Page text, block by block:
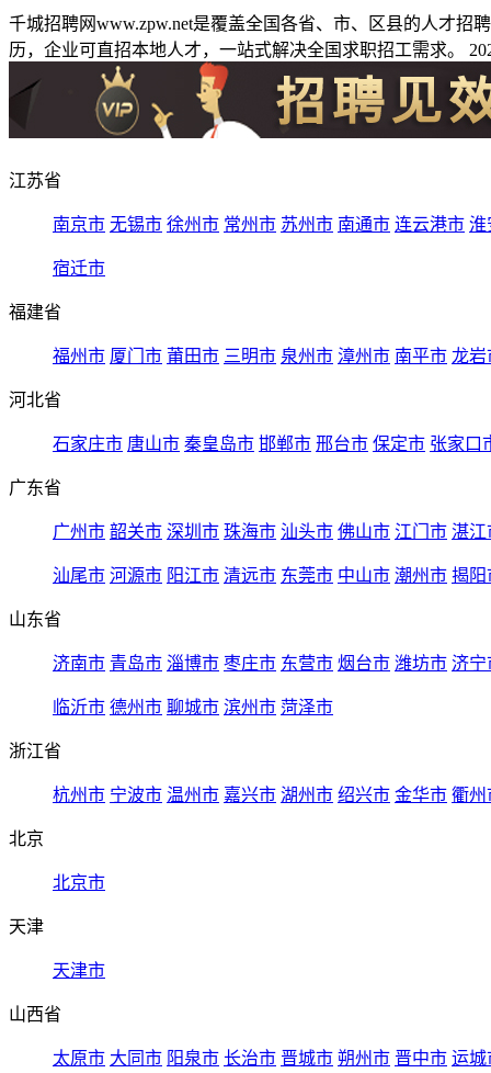
千城招聘网www.zpw.net是覆盖全国各省、市、区县的人才
历，企业可直招本地人才，一站式解决全国求职招工需求。
江苏省
南京市 无锡市 徐州市 常州市 苏州市 南通市 连云港市 淮
宿迁市
福建省
福州市 厦门市 莆田市 三明市 泉州市 漳州市 南平市 龙岩
河北省
石家庄市 唐山市 秦皇岛市 邯郸市 邢台市 保定市 张家口
广东省
广州市 韶关市 深圳市 珠海市 汕头市 佛山市 江门市 湛江
汕尾市 河源市 阳江市 清远市 东莞市 中山市 潮州市 揭阳
山东省
济南市 青岛市 淄博市 枣庄市 东营市 烟台市 潍坊市 济宁
临沂市 德州市 聊城市 滨州市 菏泽市
浙江省
杭州市 宁波市 温州市 嘉兴市 湖州市 绍兴市 金华市 衢州
北京
北京市
天津
天津市
山西省
太原市 大同市 阳泉市 长治市 晋城市 朔州市 晋中市 运城